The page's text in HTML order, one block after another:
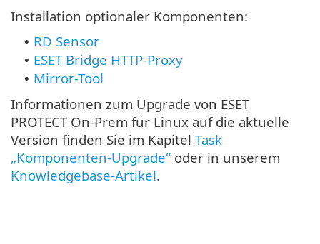
Installation optionaler Komponenten:
• RD Sensor
• ESET Bridge HTTP-Proxy
• Mirror-Tool
Informationen zum Upgrade von ESET
PROTECT On-Prem für Linux auf die aktuelle
Version finden Sie im Kapitel Task
„Komponenten-Upgrade“ oder in unserem
Knowledgebase-Artikel.